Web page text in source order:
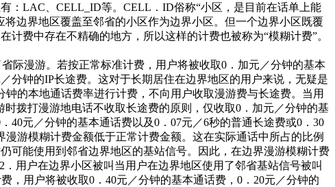
：LAC、CELL_ID等。CELL．ID俗称“小区，是目前在话单上能
边界地区覆盖至邻省的小区作为边界小区。但一个边界小区既覆
费中存在不精确的地方，所以这样的计费也被称为“模糊计费”。
际漫游。若按正常标准计费，用户将被收取0．加元／分钟的基本
分钟的IP长途费。这对于长期居住在边界地区的用户来说，无疑是
的本地通话费率进行计费，不向用户收取漫游费与长途费。当用
拨打漫游地电话不收取长途费的原则，仅收取0．加元／分钟的基
元／分钟的基本通话费以及0．07元／6秒的普通长途费或0．30
游模糊计费金额低于正常计费金额。这在实际通话中所占的比例
可能使用到邻省边界地区的基站信号。因此，在边界漫游模糊计费
用户在边界小区被叫当用户在边界地区使用了邻省基站信号被叫
，用户将被收取0．40元／分钟的基本通话费，0．20元／分钟的